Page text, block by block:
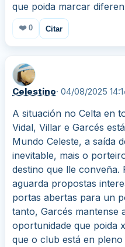
que poida marcar
❤️ 0 Citar
Celestino· 04/08/2025
A situación no Celta en
Vidal, Villar e Garcés
Mundo Celeste, a saída
inevitable, mais o
destino que lle conveña.
aguarda propostas
portas abertas para un
tanto, Garcés mantense
oportunidade que poida
que o club está en